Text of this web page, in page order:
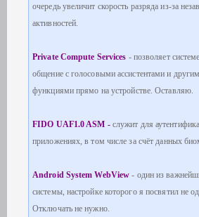
очередь увеличит скорость разряда из-за
активностей.
Private Compute Services - позволяет
общение с голосовыми ассистентами и
функциями прямо на устройстве. Оставляю.
FIDO UAF1.0 ASM -служит для
приложениях, в том числе за счёт данных
Android System WebView - один из
системы, настройке которого я посвятил не
Отключать не нужно.